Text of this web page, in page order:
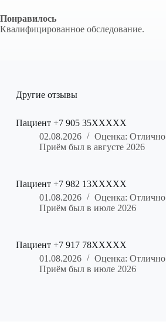
Понравилось
Квалифицированное обследование.
Другие отзывы
Пациент +7 905 35XXXXX
02.08.2026
Оценка: Отлично
Приём был в августе 2026
Пациент +7 982 13XXXXX
01.08.2026
Оценка: Отлично
Приём был в июле 2026
Пациент +7 917 78XXXXX
01.08.2026
Оценка: Отлично
Приём был в июле 2026